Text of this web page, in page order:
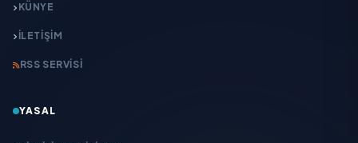
KÜNYE
İLETIŞIM
RSS SERVISI
YASAL